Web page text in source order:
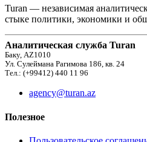
Turan — независимая
стыке политики, экономики и
Аналитическая служба Turan
Баку, AZ1010
Ул. Сулеймана Рагимова 186, кв. 24
Тел.: (+99412) 440 11 96
agency@turan.az
Полезное